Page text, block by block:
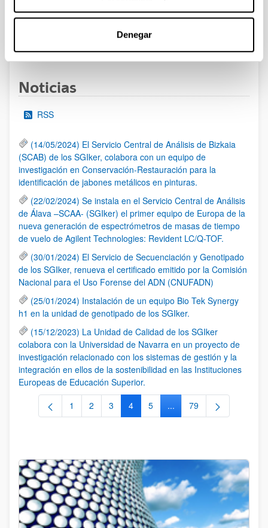
Denegar
Páginas intermedias Use
Noticias
RSS
(14/05/2024) El Servicio Central de Análisis de Bizkaia
(SCAB) de los SGIker, colabora con un equipo de
investigación en Conservación-Restauración para la
identificación de jabones metálicos en pinturas.
(22/02/2024) Se instala en el Servicio Central de Análisis
de Álava –SCAA- (SGIker) el primer equipo de Europa de la
nueva generación de espectrómetros de masas de tiempo
de vuelo de Agilent Technologies: Revident LC/Q-TOF.
(30/01/2024) El Servicio de Secuenciación y Genotipado
de los SGIker, renueva el certificado emitido por la Comisión
Nacional para el Uso Forense del ADN (CNUFADN)
(25/01/2024) Instalación de un equipo Bio Tek Synergy
h1 en la unidad de genotipado de los SGIker.
(15/12/2023) La Unidad de Calidad de los SGIker
colabora con la Universidad de Navarra en un proyecto de
investigación relacionado con los sistemas de gestión y la
integración en ellos de la sostenibilidad en las Instituciones
Europeas de Educación Superior.
Página
1 Página
2 Página
3 Página
4 Página
5 ...Páginas intermedias
Página
79